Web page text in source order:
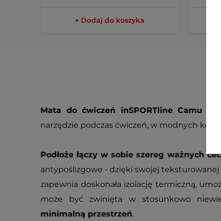
+ Dodaj do koszyka
Mata do ćwiczeń inSPORTline Camu
narzędzie podczas ćwiczeń, w modnych
Podłoże łączy w sobie szereg ważnych
antypoślizgowe - dzięki swojej teksturowanej
zapewnia doskonała izolację termiczną,
może być zwinięta w stosunkowo
minimalną przestrzeń.